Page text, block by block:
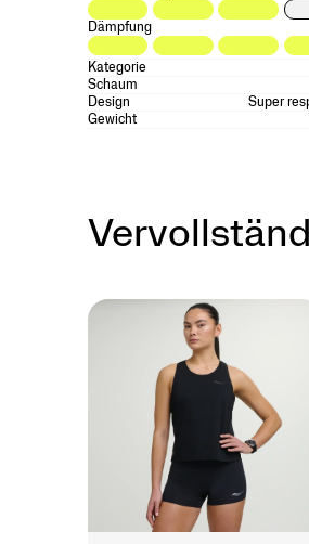
Dämpfung
Kategorie
Schaum
Design
Super
Gewicht